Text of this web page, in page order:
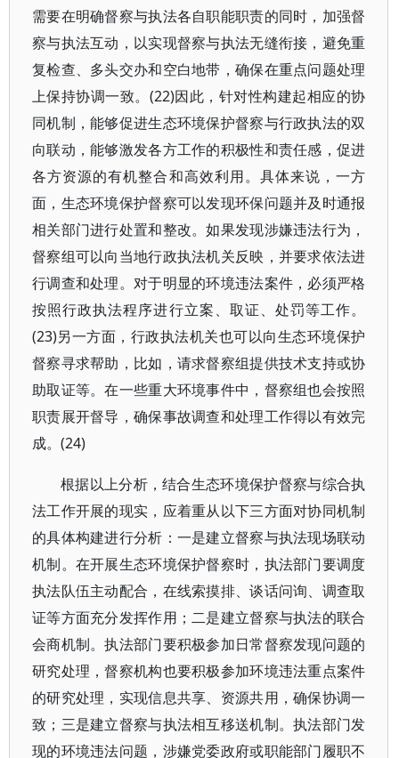
需要在明确督察与执法各自职能职责的同时，加强督
察与执法互动，以实现督察与执法无缝衔接，避免重
复检查、多头交办和空白地带，确保在重点问题处理
上保持协调一致。(22)因此，针对性构建起相应的协
同机制，能够促进生态环境保护督察与行政执法的双
向联动，能够激发各方工作的积极性和责任感，促进
各方资源的有机整合和高效利用。具体来说，一方
面，生态环境保护督察可以发现环保问题并及时通报
相关部门进行处置和整改。如果发现涉嫌违法行为，
督察组可以向当地行政执法机关反映，并要求依法进
行调查和处理。对于明显的环境违法案件，必须严格
按照行政执法程序进行立案、取证、处罚等工作。
(23)另一方面，行政执法机关也可以向生态环境保护
督察寻求帮助，比如，请求督察组提供技术支持或协
助取证等。在一些重大环境事件中，督察组也会按照
职责展开督导，确保事故调查和处理工作得以有效完
成。(24)
根据以上分析，结合生态环境保护督察与综合执
法工作开展的现实，应着重从以下三方面对协同机制
的具体构建进行分析：一是建立督察与执法现场联动
机制。在开展生态环境保护督察时，执法部门要调度
执法队伍主动配合，在线索摸排、谈话问询、调查取
证等方面充分发挥作用；二是建立督察与执法的联合
会商机制。执法部门要积极参加日常督察发现问题的
研究处理，督察机构也要积极参加环境违法重点案件
的研究处理，实现信息共享、资源共用，确保协调一
致；三是建立督察与执法相互移送机制。执法部门发
现的环境违法问题，涉嫌党委政府或职能部门履职不